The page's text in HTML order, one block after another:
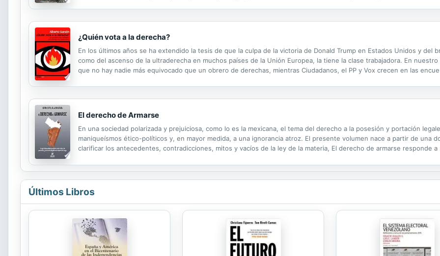
¿Quién vota a la derecha?
En los últimos años se ha extendido la tesis de que la culpa de la victoria de Donald Trump en Estados Unidos y del
como del ascenso de la ultraderecha en muchos países de la Unión Europea, la tiene la clase trabajadora. En
que no hay nadie más equivocado que un obrero de derechas, mientras Ciudadanos, el PP y Vox crecen en las
El derecho de Armarse
En una sociedad polarizada y prejuiciosa, como lo es la mexicana, el tema del derecho a la posesión y portación
maniqueísmos ético-políticos y, en mayor medida, a una ignorancia atroz. El presente volumen nace a partir de una
clarificar los antecedentes, contradicciones, mitos y vacíos de la ley de la materia, El derecho de armarse responde
Últimos Libros